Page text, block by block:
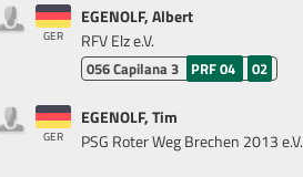
GER
EGENOLF, Albert
RFV Elz e.V.
056Capilana 3 PRF 04 02
GER
EGENOLF, Tim
PSG Roter Weg Brechen 2013 e.V.